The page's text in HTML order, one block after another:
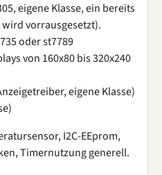
eigene Klasse, ein bereits
vorrausgesetzt).
oder st7789
von 160x80 bis 320x240
eigene Klasse)
I2C-EEprom,
Timernutzung generell.